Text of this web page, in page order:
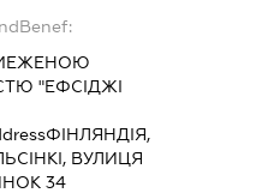
"ЕФСІДЖІ
ФІНЛЯНДІЯ,
ВУЛИЦЯ
34